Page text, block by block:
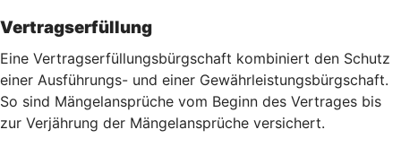
Vertragserfüllung
Eine Vertragserfüllungsbürgschaft kombiniert den Schutz
einer Ausführungs- und einer Gewährleistungsbürgschaft.
So sind Mängelansprüche vom Beginn des Vertrages bis
zur Verjährung der Mängelansprüche versichert.